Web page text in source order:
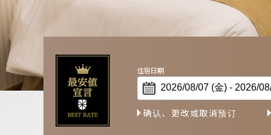
BESTRATE
确认、更改或取消预订